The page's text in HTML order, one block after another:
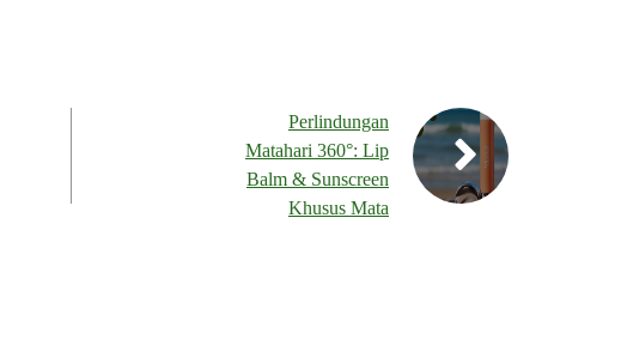
Perlindungan
Matahari 360°: Lip
Balm & Sunscreen
Khusus Mata